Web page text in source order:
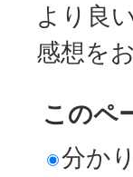
より良
感想を
このペ
分か